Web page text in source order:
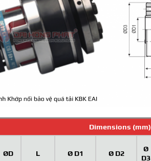
Dimensions (mm)
ØD L Ø D1 Ø D2
Ø
D3